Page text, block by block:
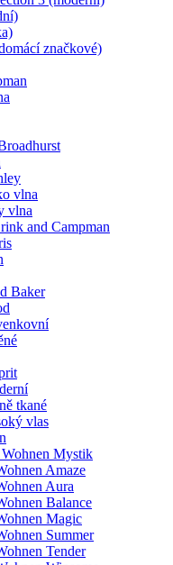
značkové)
vlna
vlna
and Campman
Baker
tkané
vlas
Mystik
Amaze
Aura
Balance
Magic
Summer
Tender